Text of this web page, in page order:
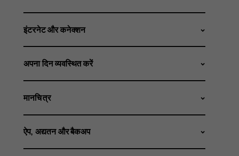
इंटरनेट और कनेक्शन
अपना दिन व्यवस्थित करें
मानचित्र
ऐप, अद्यतन और बैकअप